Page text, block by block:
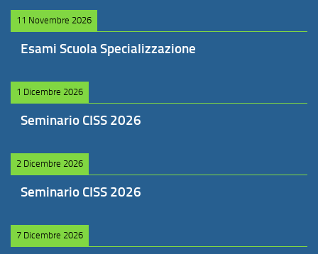
11 Novembre 2026
Esami Scuola Specializzazione
1 Dicembre 2026
Seminario CISS 2026
2 Dicembre 2026
Seminario CISS 2026
7 Dicembre 2026